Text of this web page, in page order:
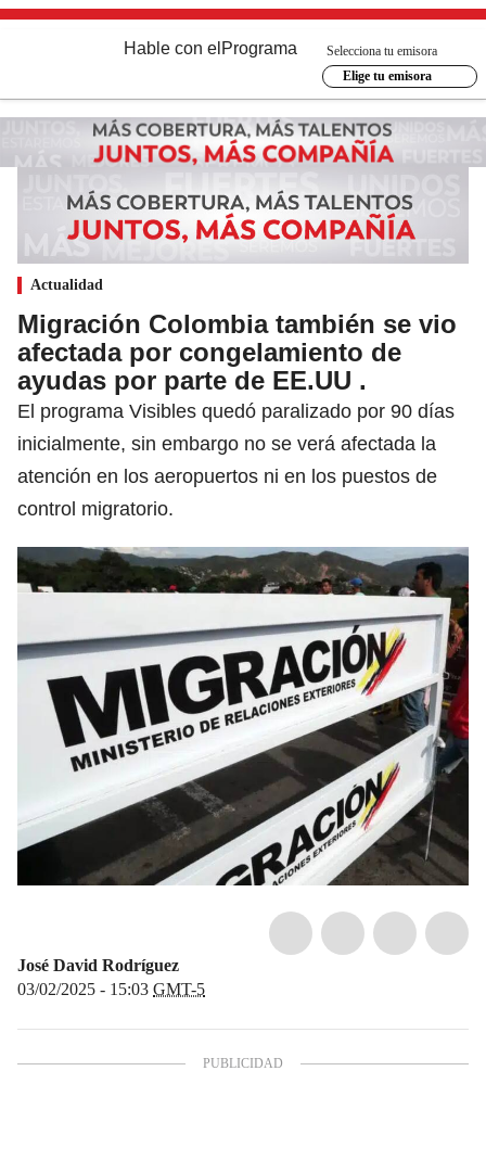
Hable con el Programa
Selecciona tu emisora
Elige tu emisora
Actualidad
Migración Colombia también se vio
afectada por congelamiento de
ayudas por parte de EE.UU .
El programa Visibles quedó paralizado por 90 días
inicialmente, sin embargo no se verá afectada la
atención en los aeropuertos ni en los puestos de
control migratorio.
José David Rodríguez
03/02/2025 - 15:03 GMT-5